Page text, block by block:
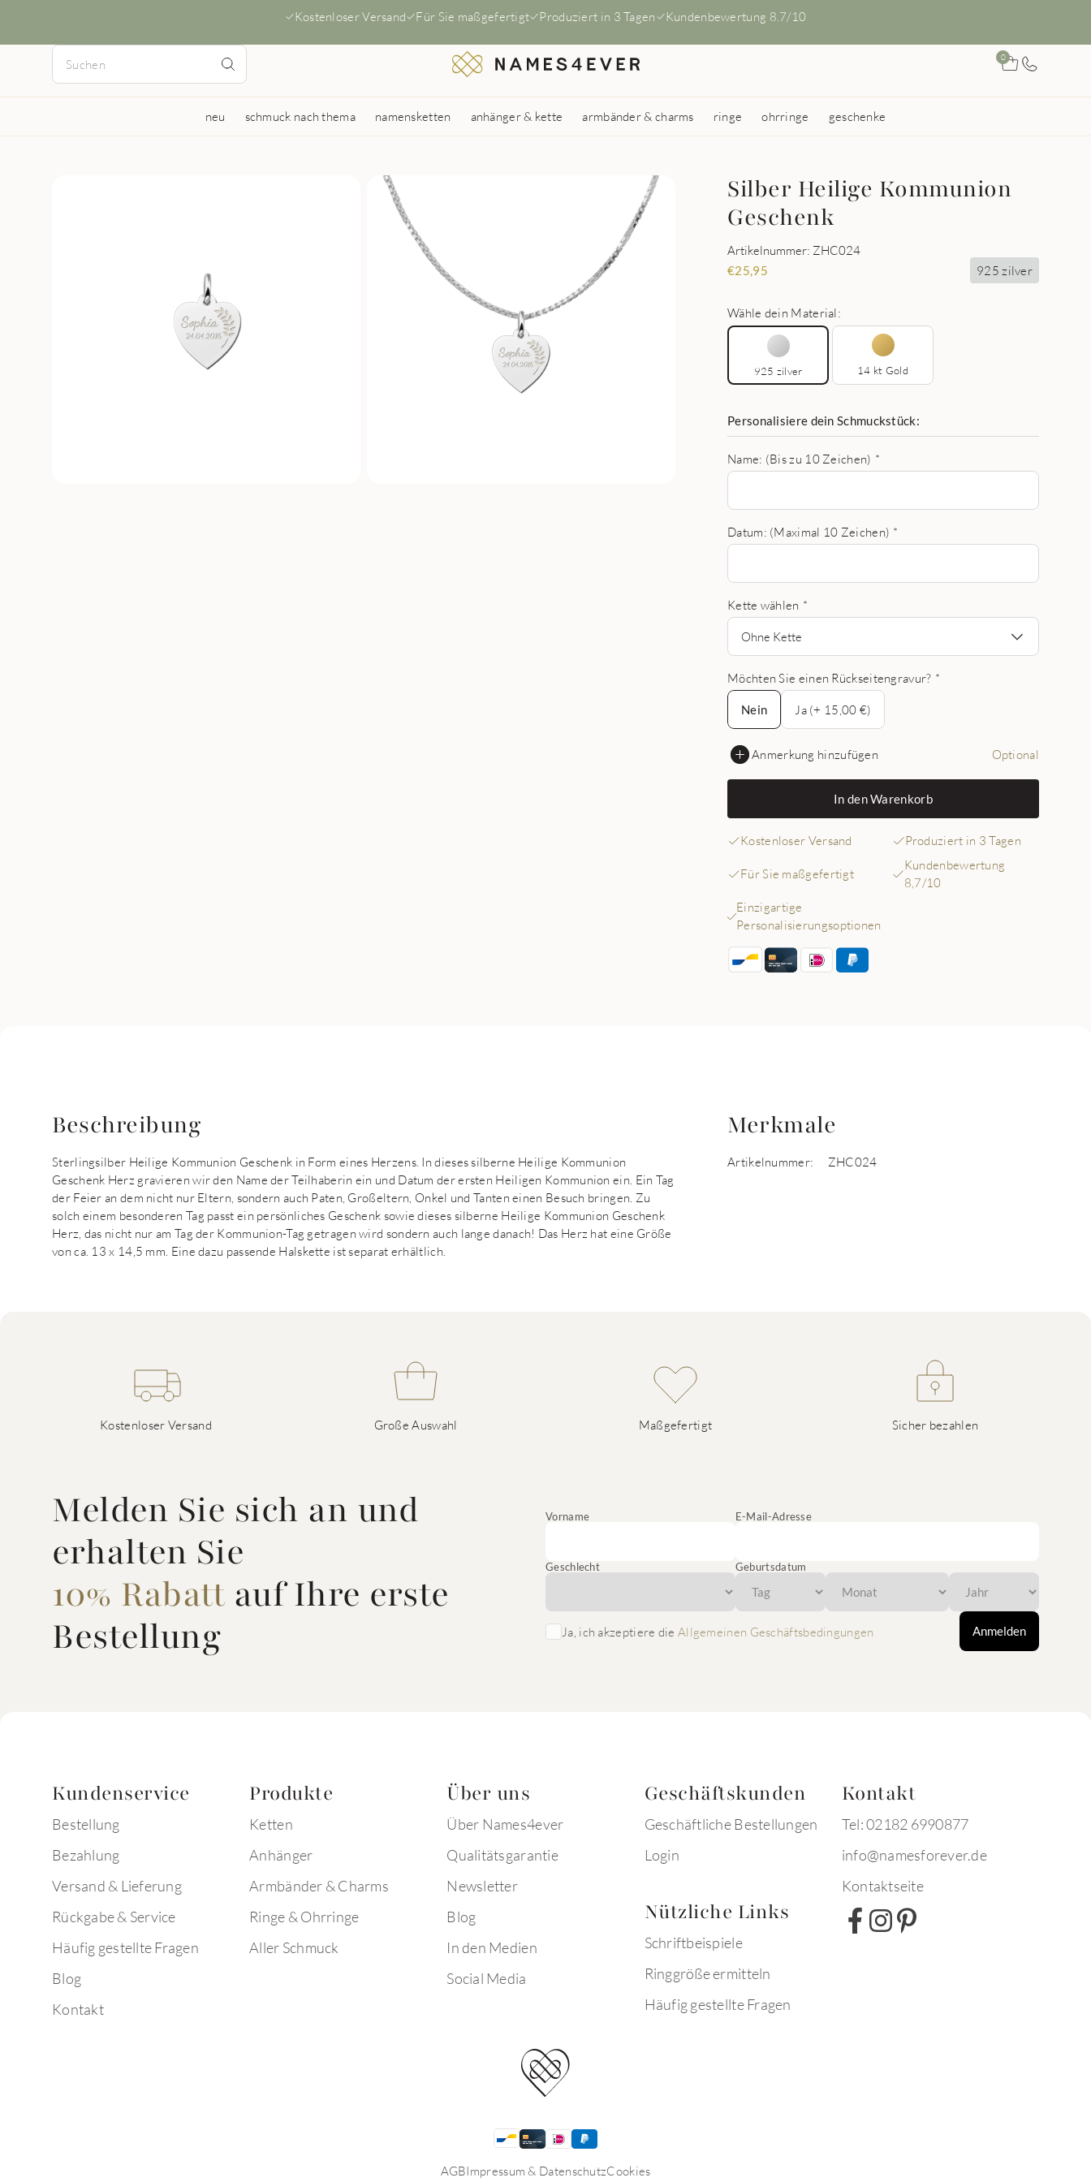
Kostenloser Versand Für Sie maßgefertigt Produziert in 3 Tagen Kundenbewertung 8.7/10
0
neu schmuck nach thema namensketten anhänger & kette armbänder & charms ringe ohrringe geschenke
Silber Heilige Kommunion
Geschenk
Artikelnummer: ZHC024
€25,95 925 zilver
Wähle dein Material:
925 zilver 14 kt Gold
Personalisiere dein Schmuckstück:
Name: (Bis zu 10 Zeichen) *
Datum: (Maximal 10 Zeichen) *
Kette wählen *
Ohne Kette
Möchten Sie einen Rückseitengravur? *
Nein
Nein
Ja (+ 15,00 €)
Anmerkung hinzufügen Optional
In den Warenkorb
Kostenloser Versand Produziert in 3 Tagen
Für Sie maßgefertigt
Kundenbewertung
8,7/10
Einzigartige
Personalisierungsoptionen
Beschreibung
Sterlingsilber Heilige Kommunion Geschenk in Form eines Herzens. In dieses silberne Heilige Kommunion
Geschenk Herz gravieren wir den Name der Teilhaberin ein und Datum der ersten Heiligen Kommunion ein. Ein Tag
der Feier an dem nicht nur Eltern, sondern auch Paten, Großeltern, Onkel und Tanten einen Besuch bringen. Zu
solch einem besonderen Tag passt ein persönliches Geschenk sowie dieses silberne Heilige Kommunion Geschenk
Herz, das nicht nur am Tag der Kommunion-Tag getragen wird sondern auch lange danach! Das Herz hat eine Größe
von ca. 13 x 14,5 mm. Eine dazu passende Halskette ist separat erhältlich.
Merkmale
Artikelnummer: ZHC024
Kostenloser Versand Große Auswahl Maßgefertigt Sicher bezahlen
Melden Sie sich an und
erhalten Sie
10% Rabattauf Ihre erste
Bestellung
Vorname E-Mail-Adresse
Geschlecht Geburtsdatum
Ja, ich akzeptiere die Allgemeinen Geschäftsbedingungen Anmelden
Kundenservice
Bestellung
Bezahlung
Versand & Lieferung
Rückgabe & Service
Häufig gestellte Fragen
Blog
Kontakt
Produkte
Ketten
Anhänger
Armbänder & Charms
Ringe & Ohrringe
Aller Schmuck
Über uns
Über Names4ever
Qualitätsgarantie
Newsletter
Blog
In den Medien
Social Media
Geschäftskunden
Geschäftliche Bestellungen
Login
Nützliche Links
Schriftbeispiele
Ringgröße ermitteln
Häufig gestellte Fragen
Kontakt
Tel: 02182 6990877
info@namesforever.de
Kontaktseite
AGBImpressum & DatenschutzCookies